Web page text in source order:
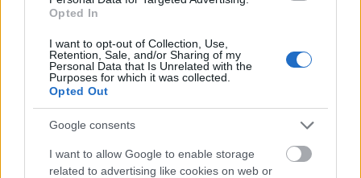
Opted In
I want to opt-out of Collection, Use,
Retention, Sale, and/or Sharing of my
Personal Data that Is Unrelated with the
Purposes for which it was collected.
Opted Out
Google consents
I want to allow Google to enable storage
related to advertising like cookies on web or
atinge obiectivele pe care și le propune. În ciuda
și devotate celor pe care îi iubesc, fiind dispuse să
lupte pentru a-și proteja apropiații.
Vezi și
Sarea și piperul zodiacului: 3 zodii care
înfrumusețează orice viață